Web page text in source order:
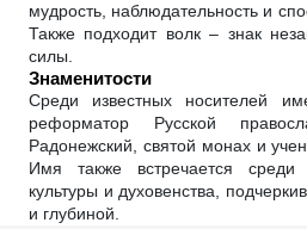
мудрость, наблюдательность и
Также подходит волк – знак
силы.
Знаменитости
Среди известных носителей
реформатор Русской
Радонежский, святой монах и
Имя также встречается среди
культуры и духовенства,
и глубиной.